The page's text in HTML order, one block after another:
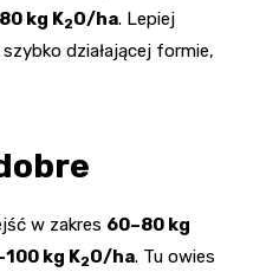
kg K2O/ha. Lepiej
działającej formie,
w zakres 60–80 kg
kg K2O/ha. Tu owies